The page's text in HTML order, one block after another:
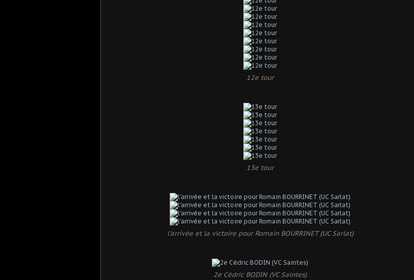
12e tour
13e tour
l'arrivée et la victoire pour Romain BOURRINET (UC Sarlat)
2e Cédric BODIN (VC Saintes)